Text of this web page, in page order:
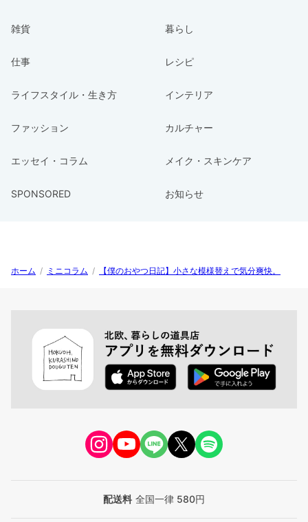
雑貨 暮らし
仕事 レシピ
ライフスタイル・生き方 インテリア
ファッション カルチャー
エッセイ・コラム メイク・スキンケア
SPONSORED お知らせ
ホーム / ミニコラム / 【僕のおやつ日記】小さな模様替えで気分爽快。
配送料 全国一律 580円